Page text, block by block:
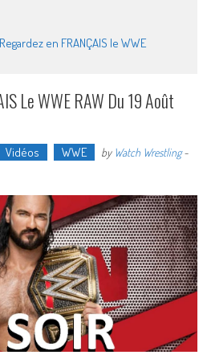
en FRANÇAIS le WWE
Le WWE RAW Du 19 Août
Vidéos WWE by Watch Wrestling-